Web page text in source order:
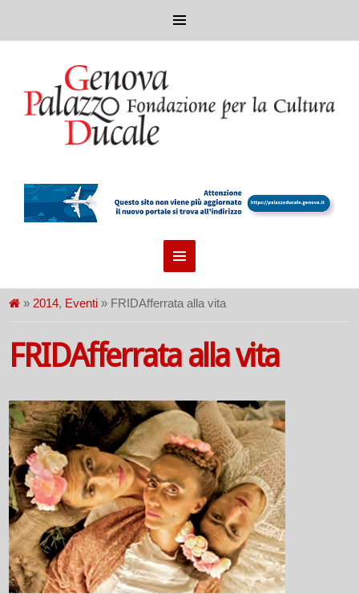
» 2014, Eventi » FRIDAfferrata alla vita
FRIDAfferrata alla vita